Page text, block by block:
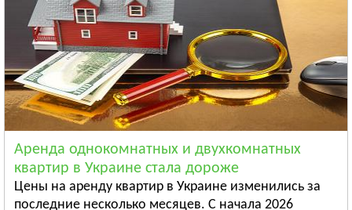
Тетиев
Смотреть всё
КИРОВОГРАДСКАЯ ОБЛАСТЬ
Александрия
Бобринец
Гайворон
Смотреть всё
ЛУГАНСКАЯ ОБЛАСТЬ
Алчевск
Рубежное
Аренда однокомнатных и двухкомнатных
квартир в Украине стала дороже
Цены на аренду квартир в Украине изменились за
последние несколько месяцев. С начала 2026